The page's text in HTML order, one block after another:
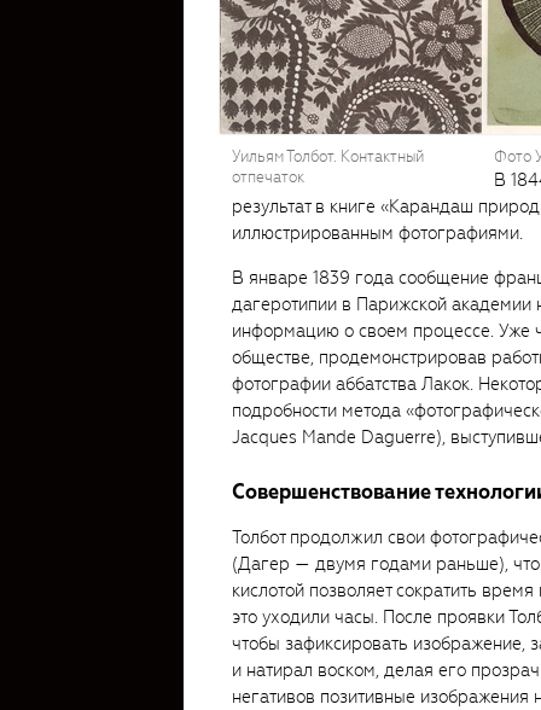
Уильям Толбот. Контактный
отпечаток
Фото
В
результат в книге «Карандаш
иллюстрированным фотографиями.
В январе 1839 года сообщение
дагеротипии в Парижской академии
информацию о своем процессе. Уже
обществе, продемонстрировав
фотографии аббатства Лакок.
подробности метода
Jacques Mande Daguerre),
Совершенствование
Толбот продолжил свои
(Дагер — двумя годами раньше), что
кислотой позволяет сократить
это уходили часы. После проявки
чтобы зафиксировать изображение,
и натирал воском, делая его
негативов позитивные